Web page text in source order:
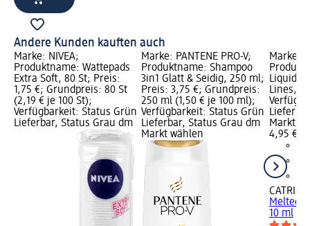
Andere Kunden kauften auch
Marke: NIVEA;
Produktname: Wattepads
Extra Soft, 80 St; Preis:
1,75 €; Grundpreis: 80 St
(2,19 € je 100 St);
Verfügbarkeit: Status Grün
Lieferbar, Status Grau dm
Marke: PANTENE PRO-V;
Produktname: Shampoo
3in1 Glatt & Seidig, 250 ml;
Preis: 3,75 €; Grundpreis:
250 ml (1,50 € je 100 ml);
Verfügbarkeit: Status Grün
Lieferbar, Status Grau dm
Markt wählen
Marke:
Liquid
Lines,
Markt
4,95 €
CATRICE
Melted
10 ml